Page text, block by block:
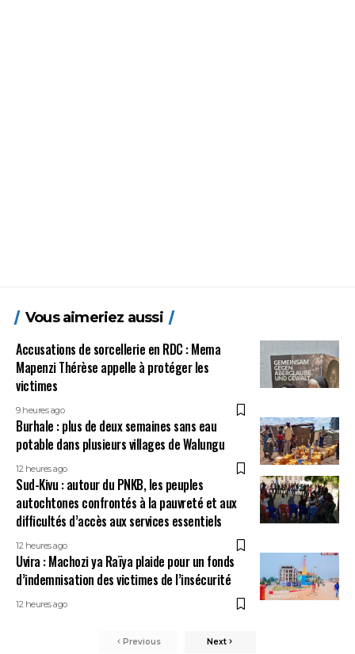
Vous aimeriez aussi
Accusations de sorcellerie en RDC : Mema
Mapenzi Thérèse appelle à protéger les
victimes
9 heures ago
Burhale : plus de deux semaines sans eau
potable dans plusieurs villages de Walungu
12 heures ago
Sud-Kivu : autour du PNKB, les peuples
autochtones confrontés à la pauvreté et aux
difficultés d’accès aux services essentiels
12 heures ago
Uvira : Machozi ya Raïya plaide pour un fonds
d’indemnisation des victimes de l’insécurité
12 heures ago
Previous Next